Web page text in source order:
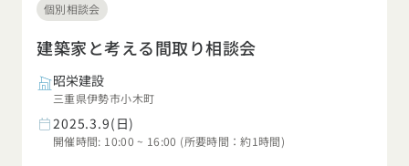
個別相談会
建築家と考える間取り相談会
昭栄建設
三重県伊勢市小木町
2025.3.9(日)
開催時間: 10:00 ~ 16:00 (所要時間：約1時間)